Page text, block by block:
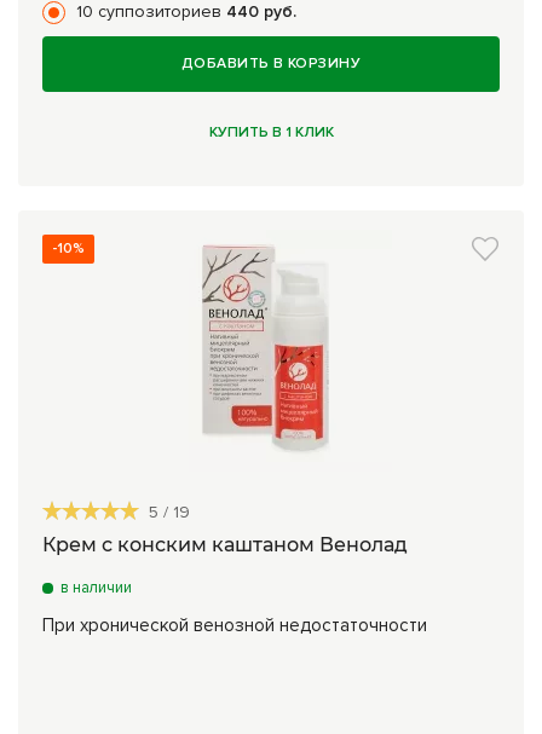
10 суппозиториев 440 руб.
ДОБАВИТЬ В КОРЗИНУ
КУПИТЬ В 1 КЛИК
-10%
5 / 19
Крем с конским каштаном Венолад
в наличии
При хронической венозной недостаточности